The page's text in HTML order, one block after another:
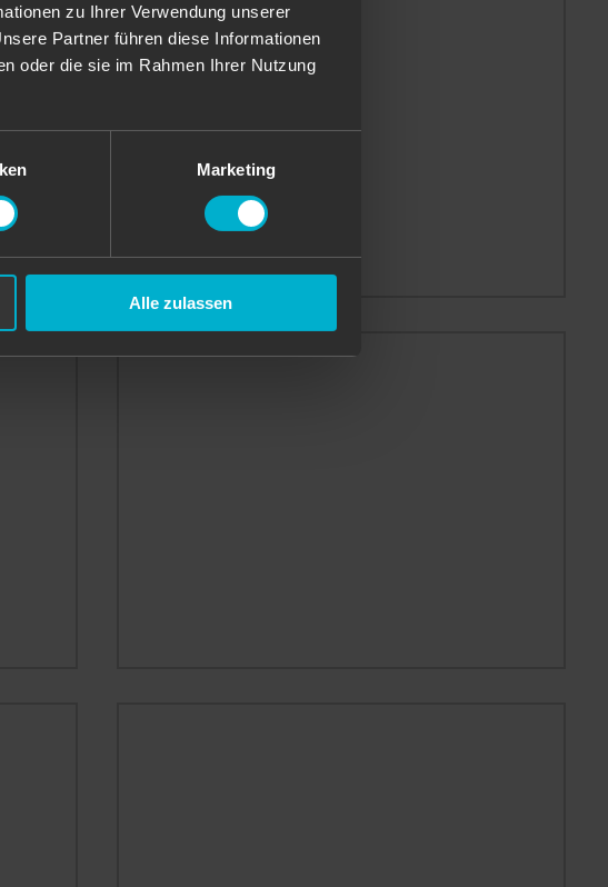
zu Ihrer Verwendung unserer
Partner führen diese Informationen
oder die sie im Rahmen Ihrer Nutzung
Marketing
Alle zulassen